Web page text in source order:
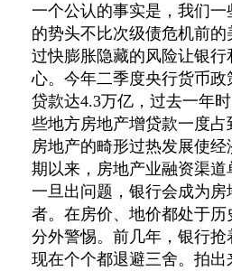
一个公认的事实是，我们
的势头不比次级债危机前
过快膨胀隐藏的风险让银
心。今年二季度央行货币
贷款达4.3万亿，过去一年
些地方房地产增贷款一度占
房地产的畸形过热发展使
期以来，房地产业融资渠道
一旦出问题，银行会成为
者。在房价、地价都处于
分外警惕。前几年，银行
现在个个都退避三舍。拍出